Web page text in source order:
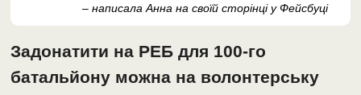
– написала Анна на своїй сторінці у Фейсбуці
Задонатити на РЕБ для 100-го
батальйону можна на волонтерську